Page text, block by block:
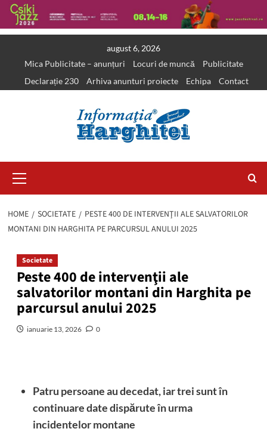
august 6, 2026
Mica Publicitate – anunțuri
Locuri de muncă
Publicitate
Declarație 230
Arhiva anunturi proiecte Echipa Contact
Menu
HOME SOCIETATE
PESTE 400 DE INTERVENŢII ALE SALVATORILOR
MONTANI DIN HARGHITA PE PARCURSUL ANULUI 2025
Societate
Peste 400 de intervenţii ale
salvatorilor montani din Harghita pe
parcursul anului 2025
ianuarie 13, 2026 0
Patru persoane au decedat, iar trei sunt în
continuare date dispărute în urma
incidentelor montane